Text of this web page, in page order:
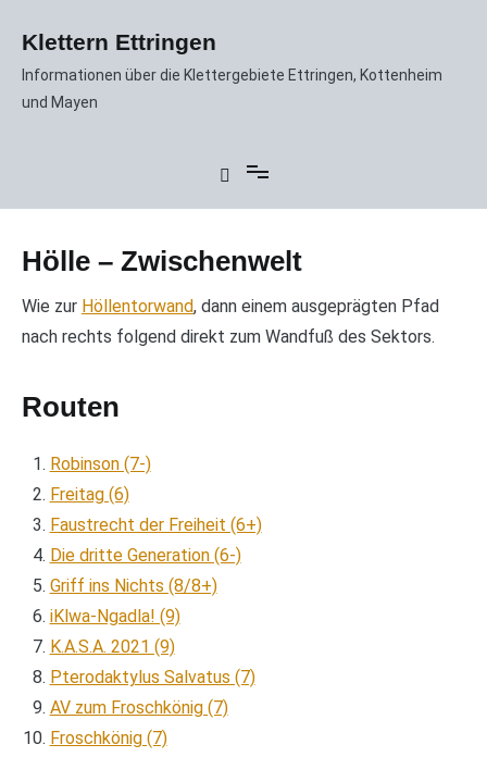
Inhalt
springen
Klettern Ettringen
Informationen über die Klettergebiete Ettringen, Kottenheim
und Mayen
Hölle – Zwischenwelt
Wie zur Höllentorwand, dann einem ausgeprägten Pfad
nach rechts folgend direkt zum Wandfuß des Sektors.
Routen
Robinson (7-)
Freitag (6)
Faustrecht der Freiheit (6+)
Die dritte Generation (6-)
Griff ins Nichts (8/8+)
iKlwa-Ngadla! (9)
K.A.S.A. 2021 (9)
Pterodaktylus Salvatus (7)
AV zum Froschkönig (7)
Froschkönig (7)